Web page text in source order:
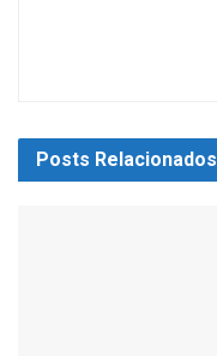
Posts Relacionados